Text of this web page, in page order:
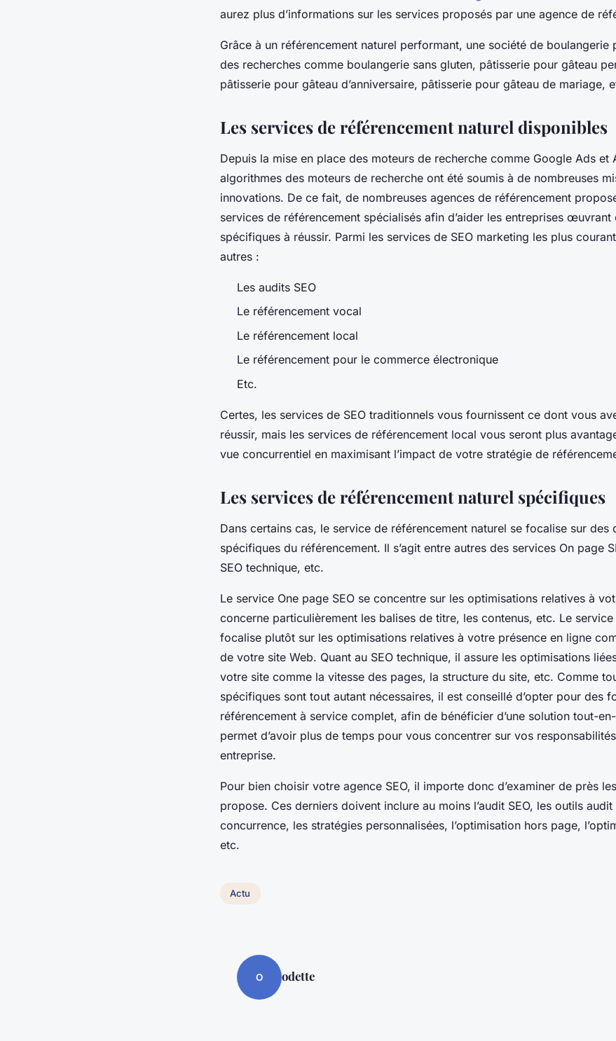
aurez plus d’informations sur les services proposés par une agence de
Grâce à un référencement naturel performant, une société de boulangerie
des recherches comme boulangerie sans gluten, pâtisserie pour gâteau
pâtisserie pour gâteau d’anniversaire, pâtisserie pour gâteau de mariage,
Les services de référencement naturel disponibles
Depuis la mise en place des moteurs de recherche comme Google Ads et
algorithmes des moteurs de recherche ont été soumis à de nombreuses
innovations. De ce fait, de nombreuses agences de référencement
services de référencement spécialisés afin d’aider les entreprises œuvrant
spécifiques à réussir. Parmi les services de SEO marketing les plus
autres :
Les audits SEO
Le référencement vocal
Le référencement local
Le référencement pour le commerce électronique
Etc.
Certes, les services de SEO traditionnels vous fournissent ce dont vous
réussir, mais les services de référencement local vous seront plus
vue concurrentiel en maximisant l’impact de votre stratégie de
Les services de référencement naturel spécifiques
Dans certains cas, le service de référencement naturel se focalise sur des
spécifiques du référencement. Il s’agit entre autres des services On page
SEO technique, etc.
Le service One page SEO se concentre sur les optimisations relatives à
concerne particulièrement les balises de titre, les contenus, etc. Le service
focalise plutôt sur les optimisations relatives à votre présence en ligne
de votre site Web. Quant au SEO technique, il assure les optimisations
votre site comme la vitesse des pages, la structure du site, etc. Comme
spécifiques sont tout autant nécessaires, il est conseillé d’opter pour des
référencement à service complet, afin de bénéficier d’une solution tout-
permet d’avoir plus de temps pour vous concentrer sur vos
entreprise.
Pour bien choisir votre agence SEO, il importe donc d’examiner de près
propose. Ces derniers doivent inclure au moins l’audit SEO, les outils audit
concurrence, les stratégies personnalisées, l’optimisation hors page,
etc.
Actu
O odette